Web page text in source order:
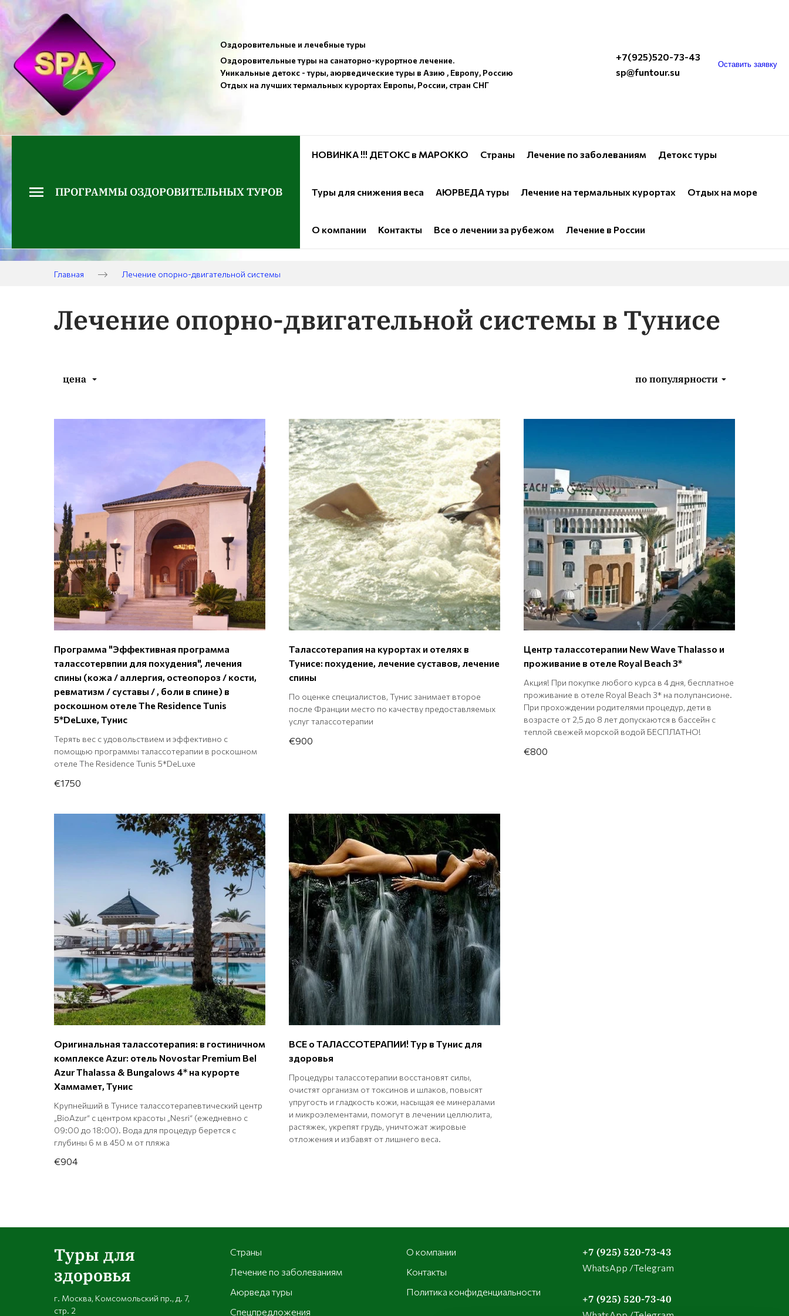
Оздоровительные и лечебные туры
Оздоровительные туры на санаторно-курортное лечение.
Уникальные детокс - туры, аюрведические туры в Азию , Европу, Россию
Отдых на лучших термальных курортах Европы, России, стран СНГ
+7(925)520-73-43
sp@funtour.su
Оставить заявку
ПРОГРАММЫ ОЗДОРОВИТЕЛЬНЫХ ТУРОВ
НОВИНКА !!! ДЕТОКС в МАРОККО Страны Лечение по заболеваниям Детокс туры
Туры для снижения веса АЮРВЕДА туры Лечение на термальных курортах Отдых на море
О компании Контакты Все о лечении за рубежом Лечение в России
Главная Лечение опорно-двигательной системы
Лечение опорно-двигательной системы в Тунисе
цена по популярности
Программа "Эффективная программа
талассотервпии для похудения", лечения
спины (кожа / аллергия, остеопороз / кости,
ревматизм / суставы / , боли в спине) в
роскошном отеле The Residence Tunis
5*DeLuxe, Тунис
Терять вес с удовольствием и эффективно с
помощью программы талассотерапии в роскошном
отеле The Residence Tunis 5*DeLuxe
€1750
Талассотерапия на курортах и отелях в
Тунисе: похудение, лечение суставов, лечение
спины
По оценке специалистов, Тунис занимает второе
после Франции место по качеству предоставляемых
услуг талассотерапии
€900
Центр талассотерапии New Wave Thalasso и
проживание в отеле Royal Beach 3*
Акция! При покупке любого курса в 4 дня, бесплатное
проживание в отеле Royal Beach 3* на полупансионе.
При прохождении родителями процедур, дети в
возрасте от 2,5 до 8 лет допускаются в бассейн с
теплой свежей морской водой БЕСПЛАТНО!
€800
Оригинальная талассотерапия: в гостиничном
комплексе Azur: отель Novostar Premium Bel
Azur Thalassa & Bungalows 4* на курорте
Хаммамет, Тунис
Крупнейший в Тунисе талассотерапевтический центр
„BioAzur“ c центром красоты „Nesri“ (ежедневно с
09:00 до 18:00). Вода для процедур берется с
глубины 6 м в 450 м от пляжа
€904
ВСЕ о ТАЛАССОТЕРАПИИ! Тур в Тунис для
здоровья
Процедуры талассотерапии восстановят силы,
очистят организм от токсинов и шлаков, повысят
упругость и гладкость кожи, насыщая ее минералами
и микроэлементами, помогут в лечении целлюлита,
растяжек, укрепят грудь, уничтожат жировые
отложения и избавят от лишнего веса.
Туры для
здоровья
г. Москва, Комсомольский пр., д. 7,
стр. 2
Страны
Лечение по заболеваниям
Аюрведа туры
Спецпредложения
О компании
Контакты
Политика конфиденциальности
+7 (925) 520-73-43
WhatsApp /Telegram
+7 (925) 520-73-40